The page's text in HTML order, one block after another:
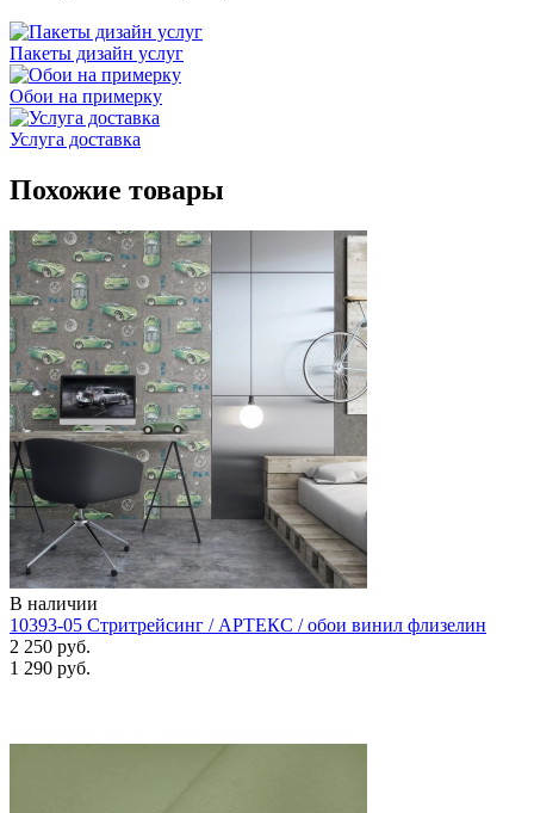
Пакеты дизайн услуг
Обои на примерку
Услуга доставка
Похожие товары
В наличии
10393-05 Стритрейсинг / АРТЕКС / обои винил флизелин
2 250 руб.
1 290 руб.